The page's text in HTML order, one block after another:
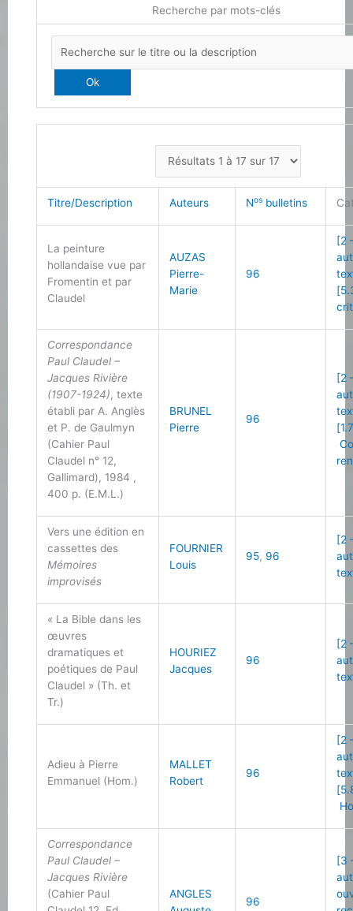
Recherche par mots-clés
Titre/Description Auteurs Nos bulletins
La peinture
hollandaise vue par
Fromentin et par
Claudel
AUZAS
Pierre-
Marie
96
[2
Correspondance
Paul Claudel –
Jacques Rivière
(1907-1924), texte
établi par A. Anglès
et P. de Gaulmyn
(Cahier Paul
Claudel n° 12,
Gallimard), 1984 ,
400 p. (E.M.L.)
BRUNEL
Pierre
96
[2
Vers une édition en
cassettes des
Mémoires
improvisés
FOURNIER
Louis
95, 96
[2
« La Bible dans les
œuvres
dramatiques et
poétiques de Paul
Claudel » (Th. et
Tr.)
HOURIEZ
Jacques
96
[2
Adieu à Pierre
Emmanuel (Hom.)
MALLET
Robert
96
[2
Correspondance
Paul Claudel –
Jacques Rivière
(Cahier Paul
ANGLES
96
[3